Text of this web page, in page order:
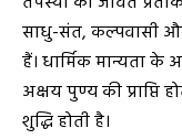
साधु-संत, कल्पवासी
हैं। धार्मिक मान्यता
अक्षय पुण्य की प्राप्ति
शुद्धि होती है।